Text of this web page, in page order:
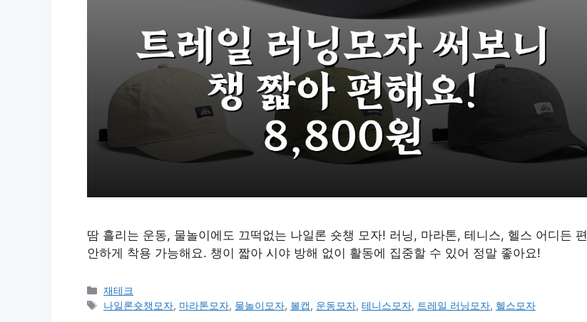
땀 흘리는 운동, 물놀이에도 끄떡없는 나일론 숏챙 모자! 러닝, 마라톤, 테니스, 헬스 어디든 편
안하게 착용 가능해요. 챙이 짧아 시야 방해 없이 활동에 집중할 수 있어 정말 좋아요!
카
테
재테크
태
나일론숏챙모자, 마라톤모자, 물놀이모자, 볼캡, 운동모자,테니스모자, 트레일 러닝모자, 헬스모자